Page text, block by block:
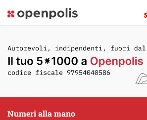
Numeri alla mano